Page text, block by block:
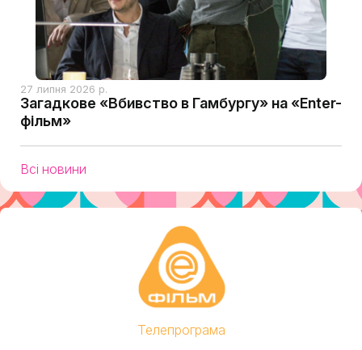
27 липня 2026 р.
Загадкове «Вбивство в Гамбургу» на «Enter-
фільм»
Всі новини
Телепрограма